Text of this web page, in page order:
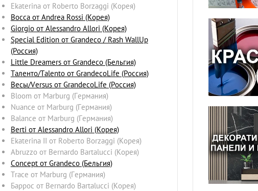
Ekaterina от Roberto Borzaggi (Корея)
Bocca от Andrea Rossi (Корея)
Giorgio от Alessandro Allori (Корея)
Special Edition от Grandeco / Rash WallUp
(Россия)
Little Dreamers от Grandeco (Бельгия)
Таленто/Talento от GrandecoLife (Россия)
Весы/Versus от GrandecoLife (Россия)
Bloom от Marburg (Германия)
Nuance от Marburg (Германия)
Balance от Marburg (Германия)
Berti от Alessandro Allori (Корея)
Ekaterina II от Roberto Borzaggi (Корея)
Abruzzo от Bernardo Bartalucci (Корея)
Concept от Grandeco (Бельгия)
Trace от Marburg (Германия)
Баррос от Bernardo Bartalucci (Корея)